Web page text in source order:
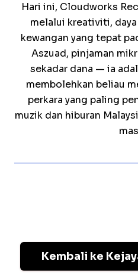
Hari ini, Cloudworks
melalui kreativiti,
kewangan yang tepat
Aszuad, pinjaman
sekadar dana — ia
membolehkan beliau
perkara yang paling
muzik dan hiburan
Kembali ke